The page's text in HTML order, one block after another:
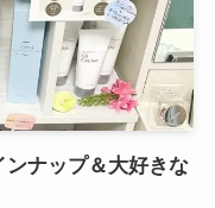
ナップ＆大好きな